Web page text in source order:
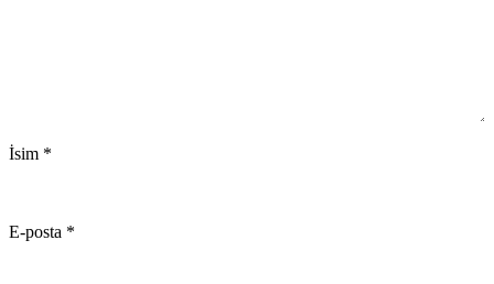
İsim *
E-posta *